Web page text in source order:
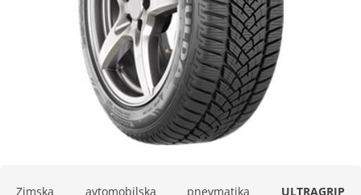
Zimska avtomobilska pnevmatika ULTRAGRIP